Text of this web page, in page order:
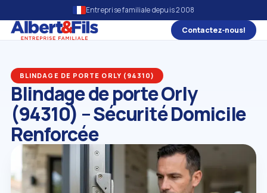
Entreprise familiale depuis 2008
Contactez‑nous!
BLINDAGE DE PORTE ORLY (94310)
Blindage de porte Orly
(94310) – Sécurité Domicile
Renforcée